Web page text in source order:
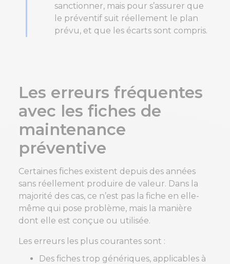
sanctionner, mais pour s’assurer que
le préventif suit réellement le plan
prévu, et que les écarts sont compris.
Les erreurs fréquentes
avec les fiches de
maintenance
préventive
Certaines fiches existent depuis des années
sans réellement produire de valeur. Dans la
majorité des cas, ce n’est pas la fiche en elle-
même qui pose problème, mais la manière
dont elle est conçue ou utilisée.
Les erreurs les plus courantes sont :
Des fiches trop génériques, applicables à